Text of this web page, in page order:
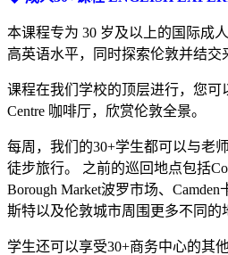
本课程专为 30 岁及以上的国际成
高英语水平，同时探索伦敦并结交
课程在我们学校的顶层进行，您可
Centre 咖啡厅，欣赏伦敦全景。
每周，我们的30+学生都可以与老
徒步旅行。 之前的巡回地点包括
Borough Market波罗市场、Camden
斯特以及伦敦城市周围更多不同的
学生还可以享受30+商务中心的其